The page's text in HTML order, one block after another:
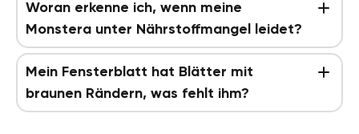
Woran erkenne ich, wenn meine
Monstera unter Nährstoffmangel leidet?
Mein Fensterblatt hat Blätter mit
braunen Rändern, was fehlt ihm?